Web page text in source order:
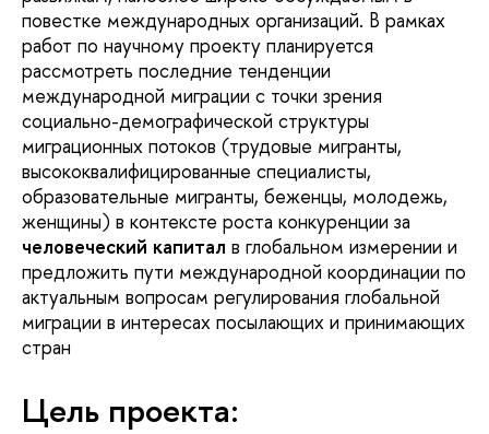
повестке международных организаций. В рамках
работ по научному проекту планируется
рассмотреть последние тенденции
международной миграции с точки зрения
социально-демографической структуры
миграционных потоков (трудовые мигранты,
высококвалифицированные специалисты,
образовательные мигранты, беженцы, молодежь,
женщины) в контексте роста конкуренции за
человеческий капитал в глобальном измерении и
предложить пути международной координации по
актуальным вопросам регулирования глобальной
миграции в интересах посылающих и принимающих
стран
Цель проекта: